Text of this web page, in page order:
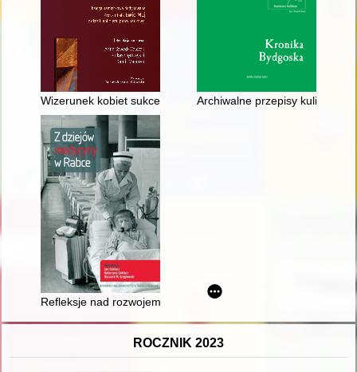
Wizerunek kobiet sukcesu w latach 80. XX wieku (w świetle
Archiwalne przepisy kulinarne
Refleksje nad rozwojem Rabki w polskim piśmiennictwie
ROCZNIK 2023